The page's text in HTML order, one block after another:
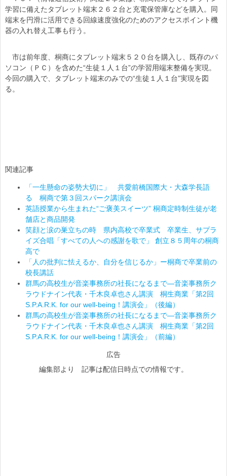
学習に備えたタブレット端末２６２台と充電保管庫などを購入。同
端末を円滑に活用できる回線速度強化のためのアクセスポイント機
器の入れ替え工事も行う。
市は前年度、桐商にタブレット端末５２０台を購入し、既存のパ
ソコン（ＰＣ）を含めた“生徒１人１台”の学習用端末整備を実現。
今回の購入で、タブレット端末のみでの“生徒１人１台”実現を図
る。
関連記事
「一生懸命の姿勢大切に」 共愛前橋国際大・大森学長語
る 桐商で第３回スパーク講演会
英語授業から生まれた“ご褒美スイーツ” 桐商定時制生徒が老
舗店と商品開発
笑顔と涙の巣立ちの時 県内高校で卒業式 卒業生、サプラ
イズ合唱「すべての人への感謝を歌で」 創立８５周年の桐商
高で
「人の批判に怯えるか、自分を信じるか」ー桐商で卒業前の
校長講話
群馬の高校生が音楽事務所の社長になるまで―音楽事務所ク
ラウドナイン代表・千木良卓也さん講演 桐生商業「第2回
S.P.A.R.K. for our well-being！講演会」（後編）
群馬の高校生が音楽事務所の社長になるまで―音楽事務所ク
ラウドナイン代表・千木良卓也さん講演 桐生商業「第2回
S.P.A.R.K. for our well-being！講演会」（前編）
広告
編集部より 記事は配信日時点での情報です。